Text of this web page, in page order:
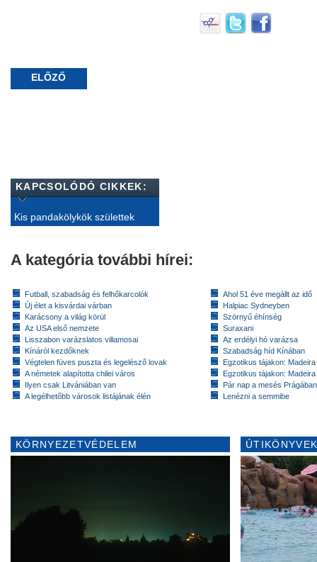
ELŐZŐ
KAPCSOLÓDÓ CIKKEK:
Kis pandakölykök születtek
A kategória további hírei:
Futball, szabadság és felhőkarcolók
Új élet a kisvárdai várban
Karácsony a világ körül
Az USA első nemzete
Lisszabon varázslatos villamosai
Kínáról kezdőknek
Végtelen füves puszta és legelésző lovak
A németek alapította chilei város
Ilyen csak Litvániában van
A legélhetőbb városok listájának élén
Ahol 51 éve megállt az idő
Halpiac Sydneyben
Szörnyű éhínség
Suraxani
Az erdélyi hó varázsa
Szabadság híd Kínában
Egzotikus tájakon:
Egzotikus tájakon:
Pár nap a mesés Prágában
Lenézni a semmibe
KÖRNYEZETVÉDELEM